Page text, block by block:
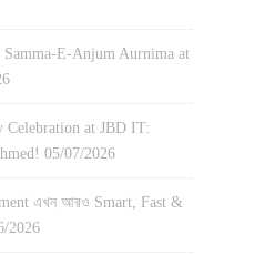
Samma-E-Anjum Aurnima at
Celebration at JBD IT:
05/07/2026
এখন আরও Smart, Fast &
2026